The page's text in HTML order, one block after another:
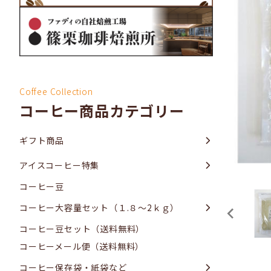
Coffee Collection
コーヒー商品カテゴリー
ギフト商品
アイスコーヒー特集
コーヒー豆
コーヒー大容量セット（１.８～2ｋｇ）
コーヒー豆セット（送料無料）
コーヒーメール便（送料無料）
コーヒー保存袋・紙袋など